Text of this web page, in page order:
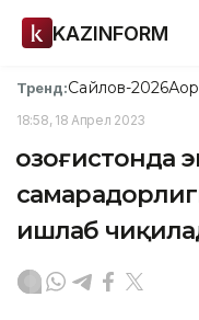
KAZINFORM
Тренд:Сайлов-2026
18:58, 18 Апрел 2023
Қозоғистонда
ишлаб